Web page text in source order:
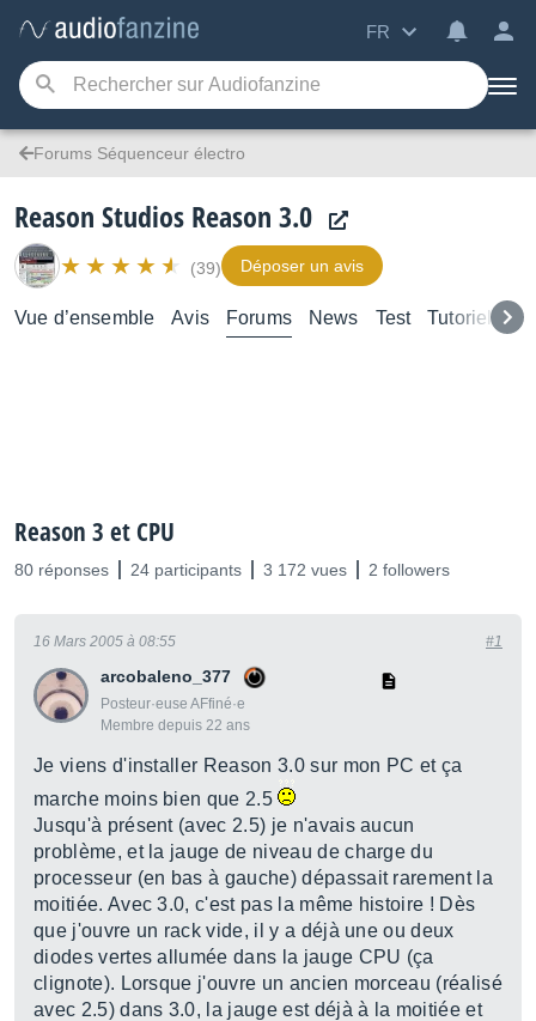
FR
Forums Séquenceur électro
Reason Studios Reason 3.0
(39) Déposer un avis
Vue d’ensemble Avis Forums News Test Tutoriels
Reason 3 et CPU
80 réponses 24 participants 3 172 vues 2 followers
arcobaleno_377
Posteur·euse AFfiné·e
Membre depuis 22 ans
16 Mars 2005 à 08:55 #1
Je viens d'installer Reason 3.0 sur mon PC et ça
marche moins bien que 2.5
Jusqu'à présent (avec 2.5) je n'avais aucun
problème, et la jauge de niveau de charge du
processeur (en bas à gauche) dépassait rarement la
moitiée. Avec 3.0, c'est pas la même histoire ! Dès
que j'ouvre un rack vide, il y a déjà une ou deux
diodes vertes allumée dans la jauge CPU (ça
clignote). Lorsque j'ouvre un ancien morceau (réalisé
avec 2.5) dans 3.0, la jauge est déjà à la moitiée et